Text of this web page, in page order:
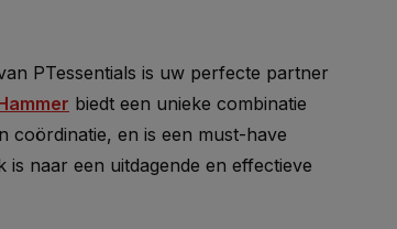
PTessentials is uw perfecte partner
biedt een unieke combinatie
coördinatie, en is een must-have
naar een uitdagende en effectieve